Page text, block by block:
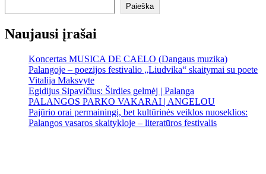
Paieška
Naujausi įrašai
Koncertas MUSICA DE CAELO (Dangaus muzika)
Palangoje – poezijos festivalio „Liudvika“ skaitymai su poete
Vitalija Maksvyte
Egidijus Sipavičius: Širdies gelmėj | Palanga
PALANGOS PARKO VAKARAI | ANGELOU
Pajūrio orai permainingi, bet kultūrinės veiklos nuoseklios:
Palangos vasaros skaitykloje – literatūros festivalis